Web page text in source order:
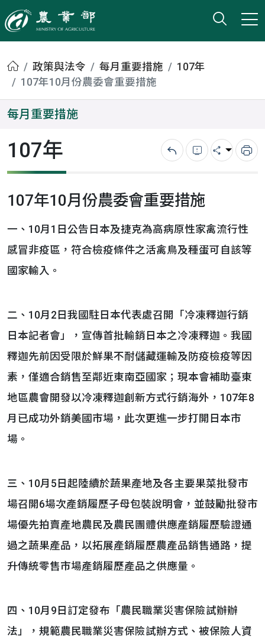
農業部
打開
小版
首頁政策與法令 每月重要措施
107年
107年10月份農委會重要措施
每月重要措施
107年 回上一頁錯誤回報
分享 列
107年10月份農委會重要措施
一、10月1日公告日本及捷克為高病原性家禽流行性
感冒非疫區，符合檢疫條件之活禽鳥及種蛋可自該等
國家輸入。
二、10月2日我國駐日本代表處召開「冷凍釋迦行銷
日本記者會」，宣傳首批輸銷日本之冷凍釋迦。我國
釋迦先前因受限於鮮果不耐儲藏運輸及防疫檢疫等因
素，僅適合銷售至鄰近東南亞國家；現本會補助臺東
地區農會開發以冷凍釋迦創新方式行銷海外，107年8
月已成功外銷美國市場，此次更進一步打開日本市
場。
三、10月5日起陸續於蔬果產地及各主要果菜批發市
場召開6場次產銷履歷子母包裝說明會，並鼓勵批發市
場優先拍賣產地農民及農民團體供應產銷履歷驗證通
過之蔬果產品，以拓展產銷履歷農產品銷售通路，提
升傳統零售市場產銷履歷產品之供應量。
四、10月9日訂定發布「農民職業災害保險試辦辦
法」，規範農民職業災害保險試辦方式、被保險人資